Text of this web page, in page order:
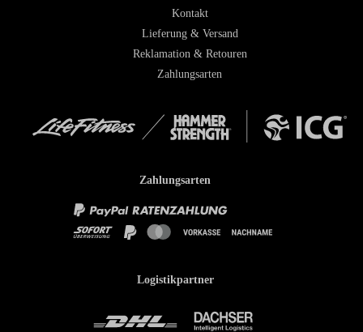
Kontakt
Lieferung & Versand
Reklamation & Retouren
Zahlungsarten
Zahlungsarten
Logistikpartner